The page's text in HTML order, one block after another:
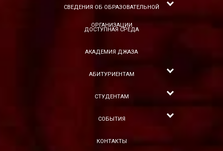
СВЕДЕНИЯ ОБ ОБРАЗОВАТЕЛЬНОЙ
ОРГАНИЗАЦИИ
ДОСТУПНАЯ СРЕДА
АКАДЕМИЯ ДЖАЗА
АБИТУРИЕНТАМ
СТУДЕНТАМ
СОБЫТИЯ
КОНТАКТЫ